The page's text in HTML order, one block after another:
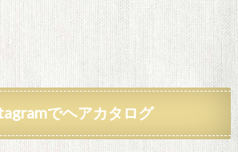
でヘアカタログ